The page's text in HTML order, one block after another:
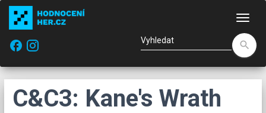
facebook
search
C&C3: Kane's Wrath